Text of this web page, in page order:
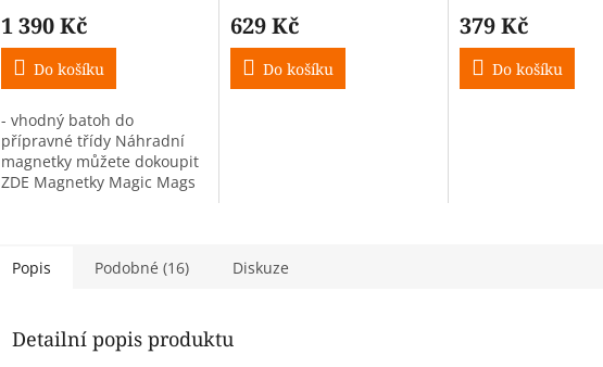
1 390 Kč
Do košíku
- vhodný batoh do
přípravné třídy Náhradní
magnetky můžete dokoupit
ZDE Magnetky Magic Mags
629 Kč
Do košíku
379 Kč
Do košíku
Popis Podobné (16) Diskuze
Detailní popis produktu